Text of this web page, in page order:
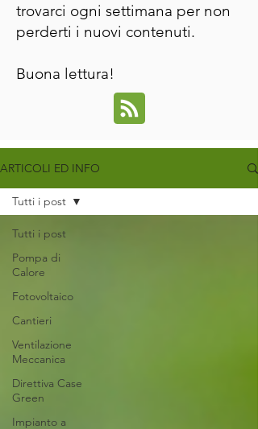
trovarci ogni settimana per non
perderti i nuovi contenuti.
Buona lettura!
ARTICOLI ED INFO
Tutti i post
Pompa di
Calore
Fotovoltaico
Cantieri
Ventilazione
Meccanica
Direttiva Case
Green
Impianto a
Tutti i post